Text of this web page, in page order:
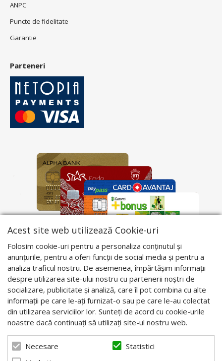
ANPC
Puncte de fidelitate
Garantie
Parteneri
Acest site web utilizează Cookie-uri
Folosim cookie-uri pentru a personaliza conținutul și
anunțurile, pentru a oferi funcții de social media și pentru a
analiza traficul nostru. De asemenea, împărtășim informații
despre utilizarea site-ului nostru cu partenerii noștri de
socializare, publicitate și analiză, care îl pot combina cu alte
informații pe care le-ați furnizat-o sau pe care le-au colectat
din utilizarea serviciilor lor. Sunteți de acord cu cookie-urile
noastre dacă continuați să utilizați site-ul nostru web.
Necesare
Statistici